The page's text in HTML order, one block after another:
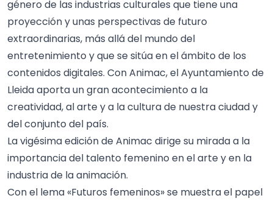
género de las industrias culturales que tiene una
proyección y unas perspectivas de futuro
extraordinarias, más allá del mundo del
entretenimiento y que se sitúa en el ámbito de los
contenidos digitales. Con Animac, el Ayuntamiento de
Lleida aporta un gran acontecimiento a la
creatividad, al arte y a la cultura de nuestra ciudad y
del conjunto del país.
La vigésima edición de Animac dirige su mirada a la
importancia del talento femenino en el arte y en la
industria de la animación.
Con el lema «Futuros femeninos» se muestra el papel